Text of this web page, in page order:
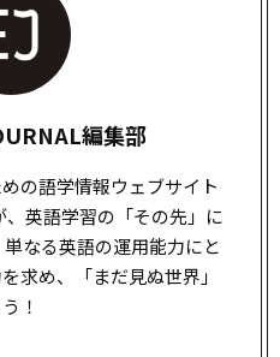
編集部
の語学情報ウェブサイト
、英語学習の「その先」に
なる英語の運用能力にと
求め、「まだ見ぬ世界」
！